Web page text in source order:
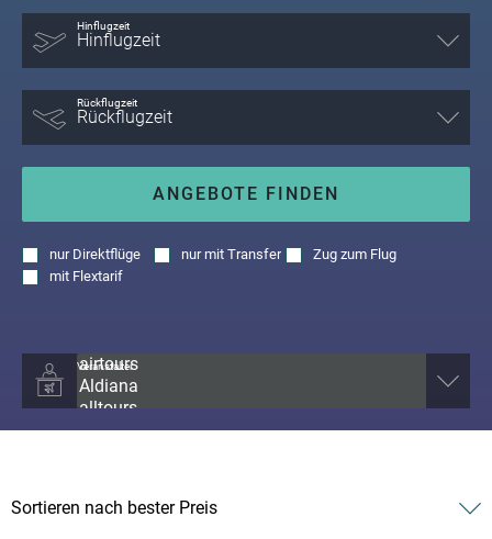
ANGEBOTE FINDEN
nur Direktflüge nurmit Transfer
Zug zum Flug
mit Flextarif
Hinflugzeit
Rückflugzeit
Veranstalter